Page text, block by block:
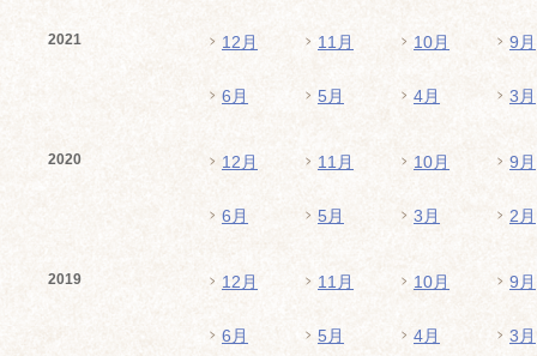
2021 12月 11月 10月 9月
6月 5月 4月 3月
2020 12月 11月 10月 9月
6月 5月 3月 2月
2019 12月 11月 10月 9月
6月 5月 4月 3月